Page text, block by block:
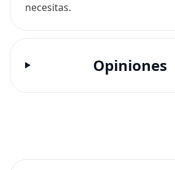
necesitas.
Opiniones